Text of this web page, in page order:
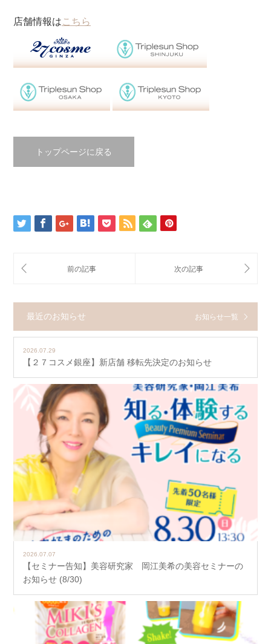
店舗情報はこちら
トップページに戻る
最近のお知らせ お知らせ一覧
2026.07.29
【２７コスメ銀座】新店舗 移転先決定のお知らせ
2026.07.07
【セミナー告知】美容研究家 岡江美希の美容セミナーの
お知らせ (8/30)